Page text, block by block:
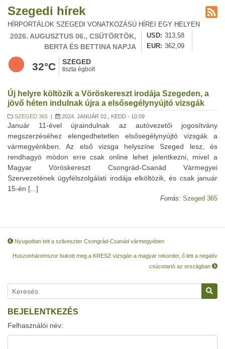
Szegedi hírek
HÍRPORTÁLOK SZEGEDI VONATKOZÁSÚ HÍREI EGY HELYEN
2026. AUGUSZTUS 06., CSÜTÖRTÖK,
BERTA ÉS BETTINA NAPJA
USD
313,58
EUR
362,09
32°C SZEGED
tiszta égbolt
Új helyre költözik a Vöröskereszt irodája Szegeden, a
jövő héten indulnak újra a elsősegélynyújtó vizsgák
SZEGED 365 | 2024. JANUÁR 02., KEDD - 10:09
Január 11-ével újraindulnak az autóvezetői jogosítvány
megszerzéséhez elengedhetetlen elsősegélynyújtó vizsgák a
vármegyénkben. Az első vizsga helyszíne Szeged lesz, és
rendhagyó módon erre csak online lehet jelentkezni, mivel a
Magyar Vöröskereszt Csongrád-Csanád Vármegyei
Szervezetének ügyfélszolgálati irodája elköltözik, és csak január
15-én [...]
Forrás: Szeged 365
Nyugodtan telt a szilveszter Csongrád-Csanád vármegyében
Huszonháromszor bukott meg a KRESZ-vizsgán a magyar rekorder, ő lett a negatív
csúcstartó az országban
BEJELENTKEZÉS
Felhasználói név: